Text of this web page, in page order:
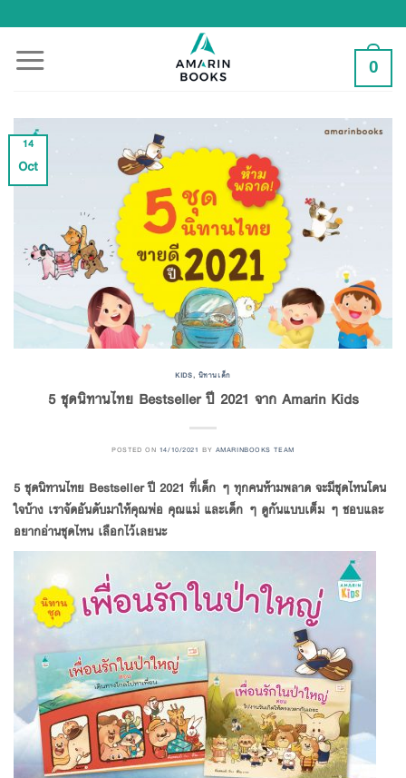
to
content
0
14
Oct
KIDS, นิทานเด็ก
5 ชุดนิทานไทย Bestseller ปี 2021 จาก Amarin Kids
POSTED ON 14/10/2021 BY AMARINBOOKS TEAM
5 ชุดนิทานไทย Bestseller ปี 2021 ที่เด็ก ๆ ทุกคนห้ามพลาด จะมีชุดไหนโดน
ใจบ้าง เราจัดอันดับมาให้คุณพ่อ คุณแม่ และเด็ก ๆ ดูกันแบบเต็ม ๆ ชอบและ
อยากอ่านชุดไหน เลือกไว้เลยนะ